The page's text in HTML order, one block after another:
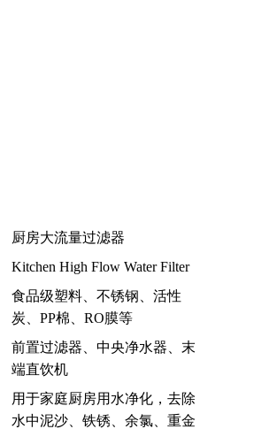
厨房大流量过滤器
Kitchen High Flow Water Filter
食品级塑料、不锈钢、活性
炭、PP棉、RO膜等
前置过滤器、中央净水器、末
端直饮机
用于家庭厨房用水净化，去除
水中泥沙、铁锈、余氯、重金